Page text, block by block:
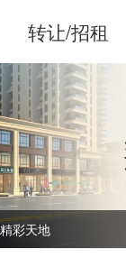
转让/招租
彩天地